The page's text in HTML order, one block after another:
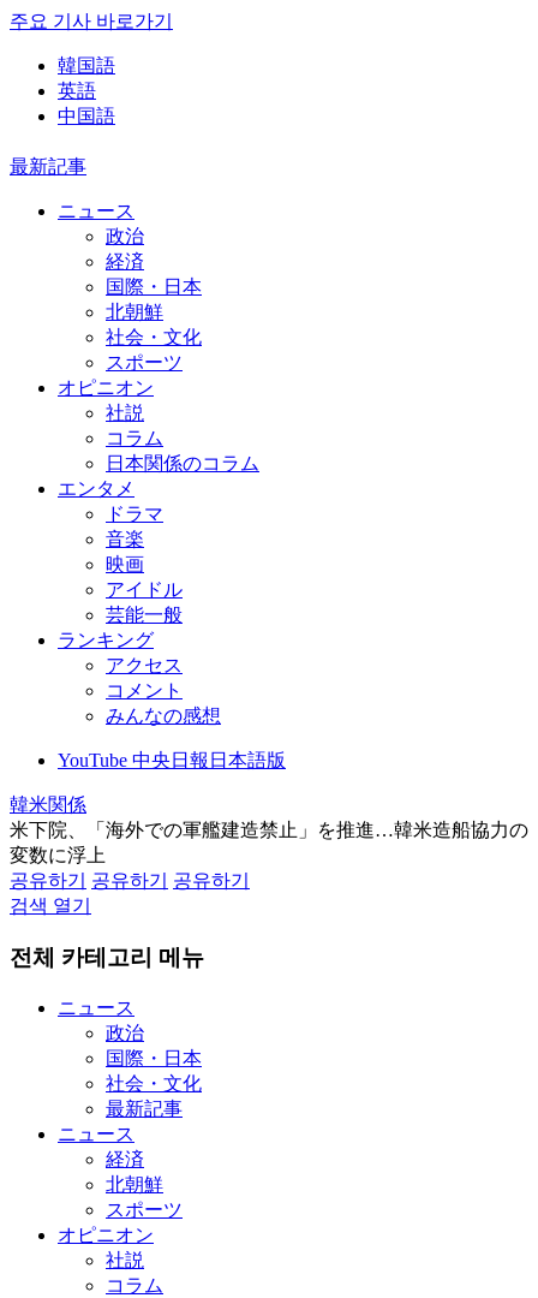
주요 기사 바로가기
韓国語
英語
中国語
最新記事
ニュース
政治
経済
国際・日本
北朝鮮
社会・文化
スポーツ
オピニオン
社説
コラム
日本関係のコラム
エンタメ
ドラマ
音楽
映画
アイドル
芸能一般
ランキング
アクセス
コメント
みんなの感想
YouTube 中央日報日本語版
韓米関係
米下院、「海外での軍艦建造禁止」を推進…韓米造船協力の
変数に浮上
공유하기
공유하기
공유하기
검색 열기
전체 카테고리 메뉴
ニュース
政治
国際・日本
社会・文化
最新記事
ニュース
経済
北朝鮮
スポーツ
オピニオン
社説
コラム